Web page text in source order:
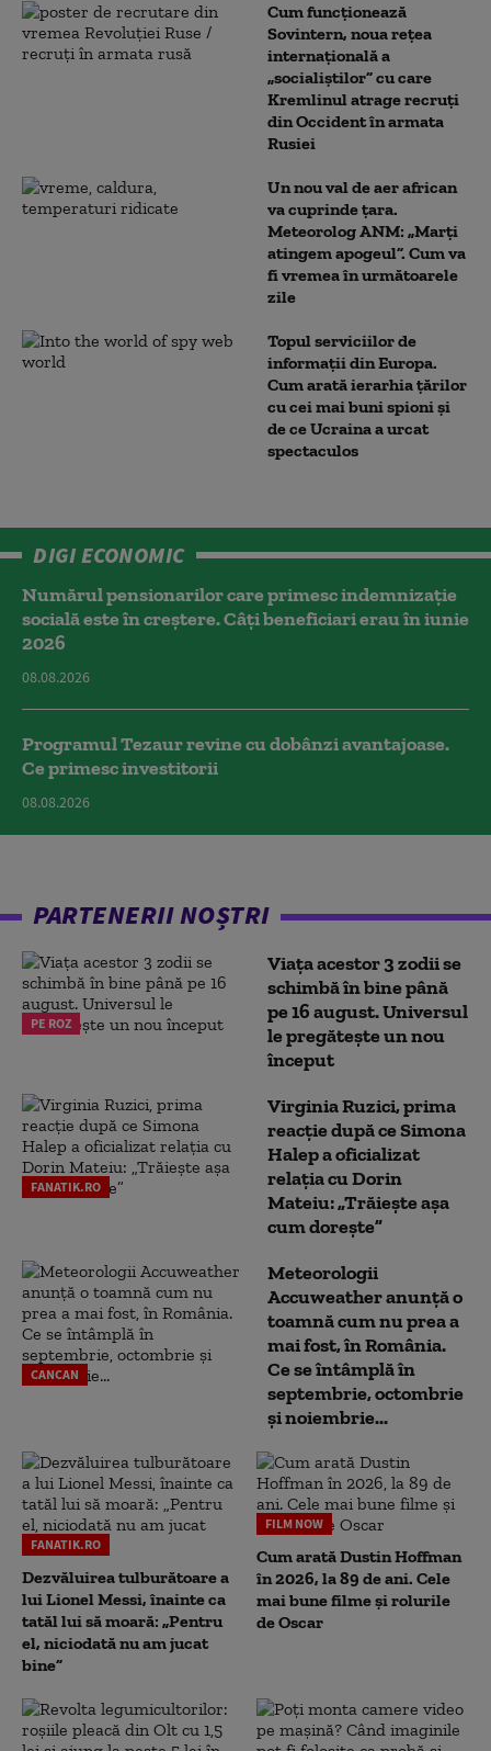
Cum funcționează
Sovintern, noua rețea
internațională a
„socialiștilor” cu care
Kremlinul atrage recruți
din Occident în armata
Rusiei
Un nou val de aer african
va cuprinde țara.
Meteorolog ANM: „Marți
atingem apogeul”. Cum va
fi vremea în următoarele
zile
Topul serviciilor de
informații din Europa.
Cum arată ierarhia țărilor
cu cei mai buni spioni și
de ce Ucraina a urcat
spectaculos
DIGI ECONOMIC
Numărul pensionarilor care primesc indemnizaţie
socială este în creștere. Câți beneficiari erau în iunie
2026
08.08.2026
Programul Tezaur revine cu dobânzi avantajoase.
Ce primesc investitorii
08.08.2026
PARTENERII NOȘTRI
PE ROZ
Viața acestor 3 zodii se
schimbă în bine până
pe 16 august. Universul
le pregătește un nou
început
FANATIK.RO
Virginia Ruzici, prima
reacție după ce Simona
Halep a oficializat
relația cu Dorin
Mateiu: „Trăiește așa
cum dorește”
CANCAN
Meteorologii
Accuweather anunță o
toamnă cum nu prea a
mai fost, în România.
Ce se întâmplă în
septembrie, octombrie
și noiembrie...
FANATIK.RO
Dezvăluirea tulburătoare a
lui Lionel Messi, înainte ca
tatăl lui să moară: „Pentru
el, niciodată nu am jucat
bine”
FILM NOW
Cum arată Dustin Hoffman
în 2026, la 89 de ani. Cele
mai bune filme și rolurile
de Oscar